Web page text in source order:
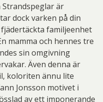
är
dock varken på din
familjeenhet
mamma och hennes tre
sin omgivning
Även denna är
koloriten ännu lite
Jonsson motivet i
av ett imponerande